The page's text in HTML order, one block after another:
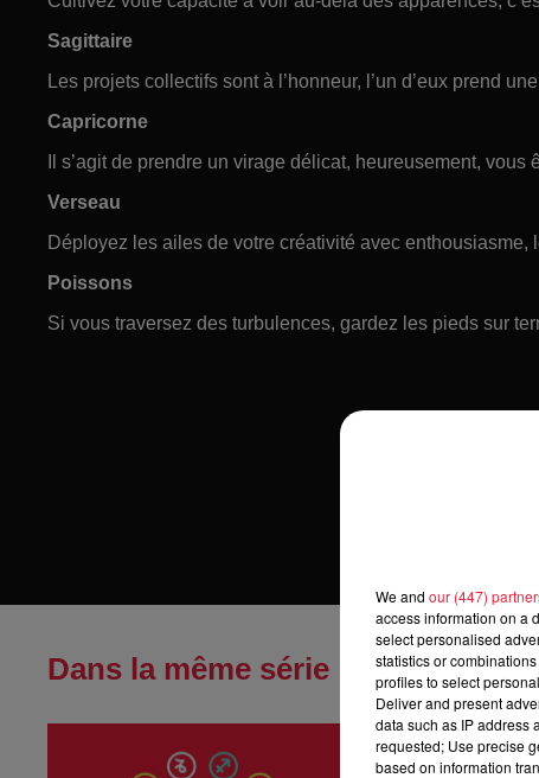
Sagittaire
Les projets collectifs sont à l’honneur, l’un d’eux prend
Capricorne
Il s’agit de prendre un virage délicat, heureusement, vous
Verseau
Déployez les ailes de votre créativité avec enthousiasme,
Poissons
Si vous traversez des turbulences, gardez les pieds sur
Dans la même série
Horoscope du
Horoscope du
We and our (447)
access information on a
select personalised
statistics or
profiles to select
Deliver and present
data such as IP address
requested; Use precise
based on information